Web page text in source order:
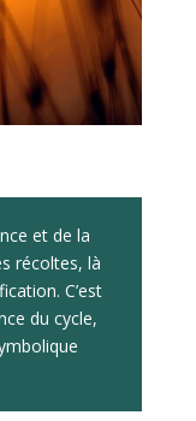
et de la
récoltes, là
C’est
du cycle,